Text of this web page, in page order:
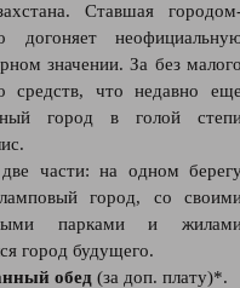
Ставшая
догоняет
значении. За без
средств, что недавно
город в голой
части: на одном
город, со
парками и
город будущего.
обед (за доп. плату)*.